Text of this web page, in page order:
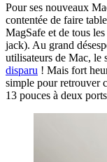
Pour ses nouveaux
contentée de faire
MagSafe et de tous
jack). Au grand
utilisateurs de Mac, le
disparu ! Mais fort
simple pour retrouver
13 pouces à deux